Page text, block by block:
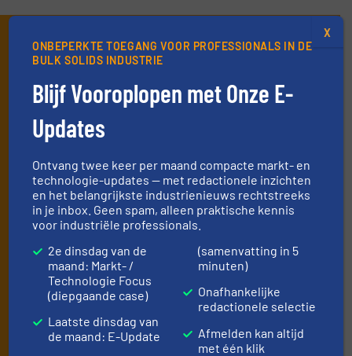
Schrijf je in en ontvang ons
nieuws
Mis, net als 10000+ andere lezers, niets meer
van de (technische) ontwikkelingen binnen
de stortgoed-verwerkende industrie.
Door je aan te melden voor onze lijst, ga je akkoord met
onzevoorwaarden. We versturen maandelijks twee
nieuwsbrieven, de maandelijkse E-Update (iedere laatste
dinsdag van de maand) met algemene updates uit de branche
en één E-Product nieuwsbrief (iedere tweede dinsdag van de
maand) die gericht is op een bepaalde technologie.
ONBEPERKTE TOEGANG VOOR PROFESSIONALS IN DE
BULK SOLIDS INDUSTRIE
Blijf Vooroplopen met Onze E-
Updates
Ontvang twee keer per maand compacte markt- en
technologie-updates — met redactionele inzichten
en het belangrijkste industrienieuws rechtstreeks
in je inbox. Geen spam, alleen praktische kennis
voor industriële professionals.
2e dinsdag van de
maand: Markt- /
Technologie Focus
(diepgaande case)
Laatste dinsdag van
de maand: E-Update
(samenvatting in 5
minuten)
Onafhankelijke
redactionele selectie
Afmelden kan altijd
met één klik
X